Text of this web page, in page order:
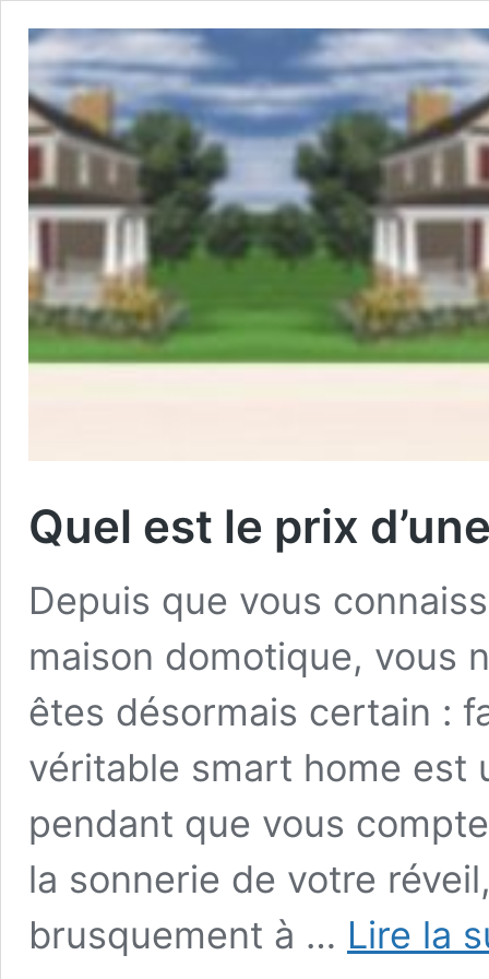
Quel est le prix
Depuis que vous
maison domotique, vous
êtes désormais certain :
véritable smart home est
pendant que vous
la sonnerie de votre
brusquement à … Lire la